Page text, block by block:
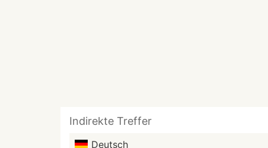
Indirekte Treffer
Deutsch